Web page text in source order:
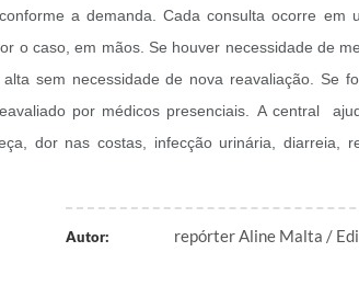
a demanda. Cada consulta ocorre em
o caso, em mãos. Se houver necessidade de
sem necessidade de nova reavaliação. Se
por médicos presenciais. A central
dor nas costas, infecção urinária, diarreia,
Autor: repórter Aline Malta /